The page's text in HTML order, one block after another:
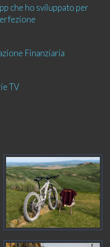
che ho sviluppato per
Finanziaria
TV